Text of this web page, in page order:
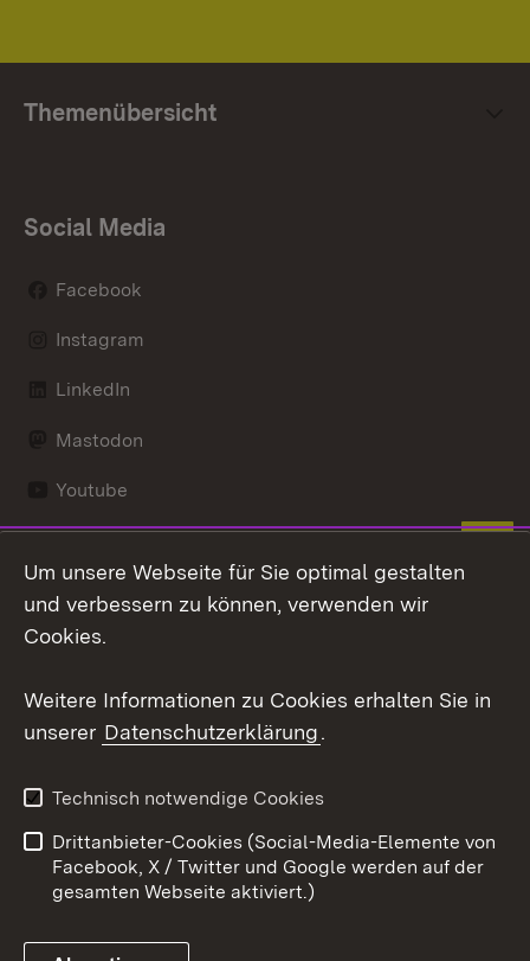
Themenübersicht
Social Media
Facebook
Instagram
LinkedIn
Mastodon
Youtube
Datenschutz
Erklärung zur
Impressum Cookies
Um unsere Webseite für Sie optimal gestalten
und verbessern zu können, verwenden wir
Cookies.
Weitere Informationen zu Cookies erhalten Sie in
unserer Datenschutzerklärung.
Technisch notwendige Cookies
Drittanbieter-Cookies (Social-Media-Elemente von
Facebook, X / Twitter und Google werden auf der
gesamten Webseite aktiviert.)